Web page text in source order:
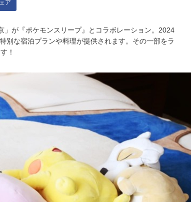
ア
」が『ポケモンスリープ』とコラボレーション。2024
別な宿泊プランや料理が提供されます。その一部をラ
！